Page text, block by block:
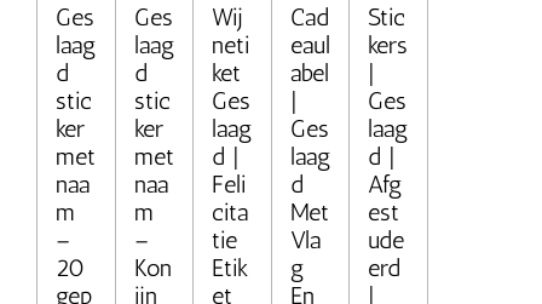
Ges
laag
d
stic
ker
met
naa
m
–
20
gep
Ges
laag
d
stic
ker
met
naa
m
–
Kon
ijn
Wij
neti
ket
Ges
laag
d |
Feli
cita
tie
Etik
et
Cad
eaul
abel
|
Ges
laag
d
Met
Vla
g
En
Stic
kers
|
Ges
laag
d |
Afg
est
ude
erd
|